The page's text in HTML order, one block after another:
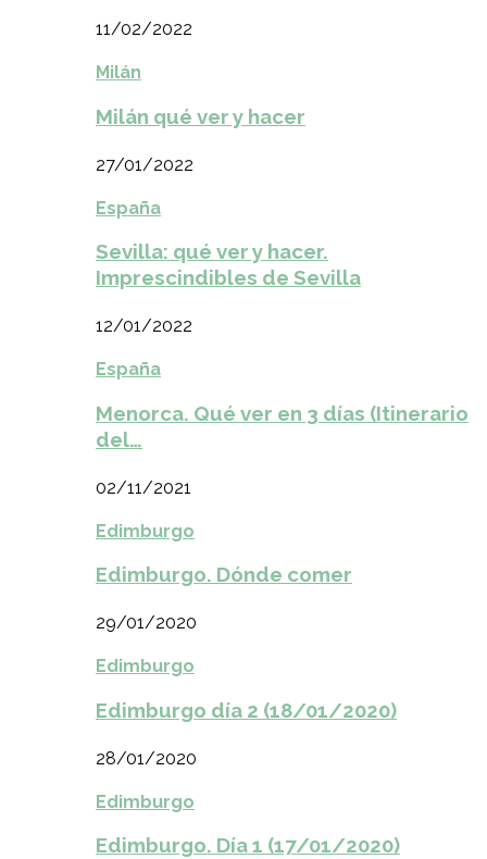
11/02/2022
Milán
Milán qué ver y hacer
27/01/2022
España
Sevilla: qué ver y hacer.
Imprescindibles de Sevilla
12/01/2022
España
Menorca. Qué ver en 3 días (Itinerario
del…
02/11/2021
Edimburgo
Edimburgo. Dónde comer
29/01/2020
Edimburgo
Edimburgo día 2 (18/01/2020)
28/01/2020
Edimburgo
Edimburgo. Día 1 (17/01/2020)